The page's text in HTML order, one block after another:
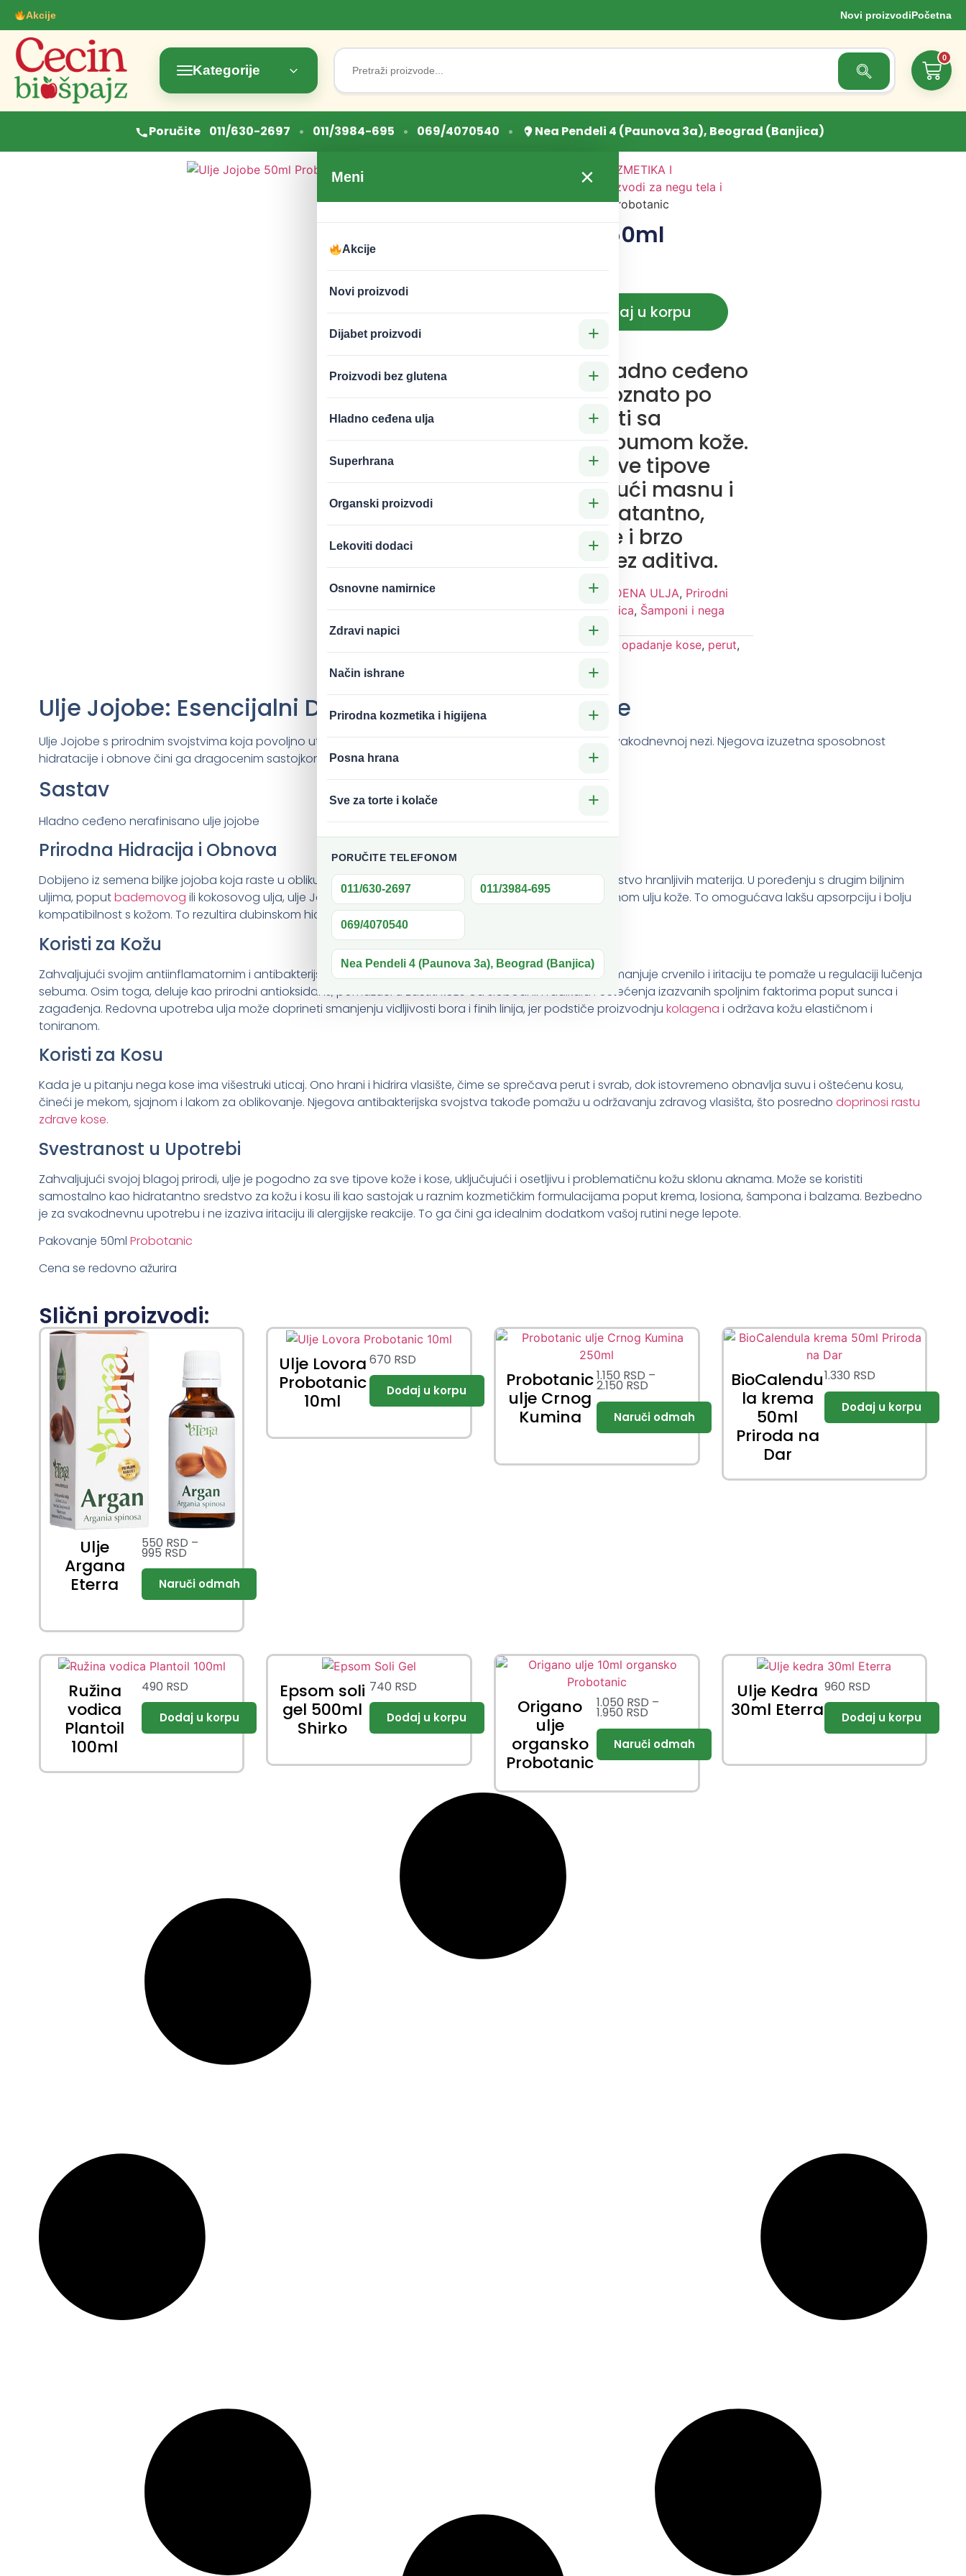
Akcije Novi proizvodiPočetna
Kategorije
Search
for:
Search Button
0
Poručite 011/630-2697 • 011/3984-695 • 069/4070540 • Nea Pendeli 4 (Paunova 3a), Beograd (Banjica)
Meni ×
Akcije
Novi proizvodi
Dijabet proizvodi +
Proizvodi bez glutena +
Hladno ceđena ulja +
Superhrana +
Organski proizvodi +
Lekoviti dodaci +
Osnovne namirnice +
Zdravi napici +
Način ishrane +
Prirodna kozmetika i higijena +
Posna hrana +
Sve za torte i kolače +
PORUČITE TELEFONOM
011/630-2697 011/3984-695
069/4070540
Nea Pendeli 4 (Paunova 3a), Beograd (Banjica)
PRIRODNA KOZMETIKA I
Prirodni proizvodi za negu tela i
lica/ Ulje Jojobe 50ml Probotanic
Ulje Jojobe 50ml
CENA:920RSD
− + Dodaj u korpu
100% čisto, hladno ceđeno
ulje jojobe, poznato po
svojoj sličnosti sa
prirodnim sebumom kože.
Pogodno za sve tipove
kože, uključujući masnu i
osetljivu. Hidratantno,
balansirajuće i brzo
upijajuće – bez aditiva.
HLADNO CEĐENA ULJA, Prirodni
proizvodi za negu tela i lica, Šamponi i nega
opadanje kose, perut,
Ulje Jojobe: Esencijalni Dodatak za Negu Kože i Kose
Ulje Jojobe s prirodnim svojstvima koja povoljno utiču na kožu i kosu predstavlja esencijalni dodatak u svakodnevnoj nezi. Njegova izuzetna sposobnost
hidratacije i obnove čini ga dragocenim sastojkom u kozmetičkoj industriji.
Sastav
Hladno ceđeno nerafinisano ulje jojobe
Prirodna Hidracija i Obnova
Dobijeno iz semena biljke jojoba koja raste u obliku grma ili malog stabla, karakteriše svestranost i bogatstvo hranljivih materija. U poređenju s drugim biljnim
uljima, poputbademovog ili kokosovog ulja, ulje Jojobe dobija posebnu strukturu sličnu sebumu, prirodnom ulju kože. To omogućava lakšu apsorpciju i bolju
kompatibilnost s kožom. To rezultira dubinskom hidratacijom i zaštitom od gubitka vlage.
Koristi za Kožu
Zahvaljujući svojim antiinflamatornim i antibakterijskim svojstvima, ulje Jojobe umiruje nadraženu kožu, smanjuje crvenilo i iritaciju te pomaže u regulaciji lučenja
sebuma. Osim toga, deluje kao prirodni antioksidans, pomažući u zaštiti kože od slobodnih radikala i oštećenja izazvanih spoljnim faktorima poput sunca i
zagađenja. Redovna upotreba ulja može doprineti smanjenju vidljivosti bora i finih linija, jer podstiče proizvodnju kolagena i održava kožu elastičnom i
toniranom.
Koristi za Kosu
Kada je u pitanju nega kose ima višestruki uticaj. Ono hrani i hidrira vlasište, čime se sprečava perut i svrab, dok istovremeno obnavlja suvu i oštećenu kosu,
čineći je mekom, sjajnom i lakom za oblikovanje. Njegova antibakterijska svojstva takođe pomažu u održavanju zdravog vlasišta, što posredno doprinosi rastu
zdrave kose.
Svestranost u Upotrebi
Zahvaljujući svojoj blagoj prirodi, ulje je pogodno za sve tipove kože i kose, uključujući i osetljivu i problematičnu kožu sklonu aknama. Može se koristiti
samostalno kao hidratantno sredstvo za kožu i kosu ili kao sastojak u raznim kozmetičkim formulacijama poput krema, losiona, šampona i balzama. Bezbedno
je za svakodnevnu upotrebu i ne izaziva iritaciju ili alergijske reakcije. To ga čini ga idealnim dodatkom vašoj rutini nege lepote.
Pakovanje 50ml Probotanic
Cena se redovno ažurira
Slični proizvodi:
Ulje
Argana
Eterra
550 RSD –
995 RSD
Ulje Lovora
Probotanic
10ml
670 RSD
Probotanic
ulje Crnog
Kumina
1.150 RSD –
2.150 RSD
BioCalendu
la krema
50ml
Priroda na
Dar
1.330 RSD
Ružina
vodica
Plantoil
100ml
490 RSD
Epsom soli
gel 500ml
Shirko
740 RSD
Origano
ulje
organsko
Probotanic
1.050 RSD –
1.950 RSD
Ulje Kedra
30ml Eterra
960 RSD